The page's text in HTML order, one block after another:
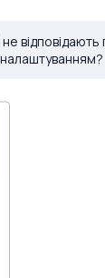
відповідають
налаштуванням?